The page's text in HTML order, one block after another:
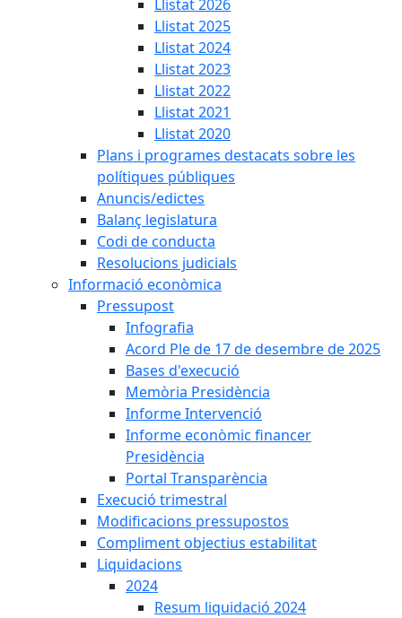
Llistat 2026
Llistat 2025
Llistat 2024
Llistat 2023
Llistat 2022
Llistat 2021
Llistat 2020
Plans i programes destacats sobre les
polítiques públiques
Anuncis/edictes
Balanç legislatura
Codi de conducta
Resolucions judicials
Informació econòmica
Pressupost
Infografia
Acord Ple de 17 de desembre de 2025
Bases d'execució
Memòria Presidència
Informe Intervenció
Informe econòmic financer
Presidència
Portal Transparència
Execució trimestral
Modificacions pressupostos
Compliment objectius estabilitat
Liquidacions
2024
Resum liquidació 2024